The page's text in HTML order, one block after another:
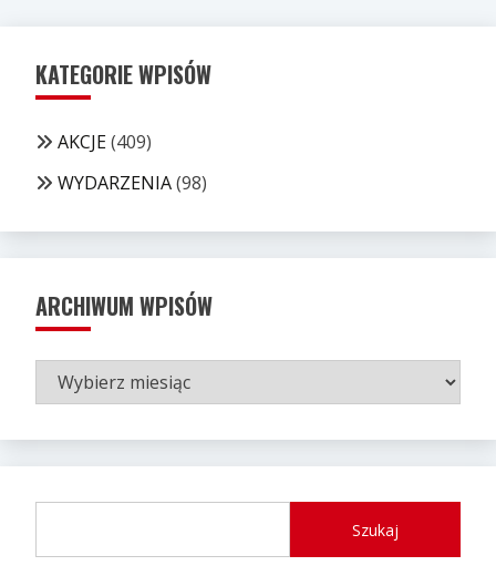
KATEGORIE WPISÓW
AKCJE(409)
WYDARZENIA(98)
ARCHIWUM WPISÓW
ARCHIWUM
WPISÓW
Szukaj